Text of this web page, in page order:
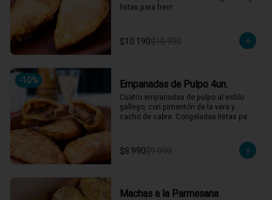
listas para freir!
$10.190$10.990
-10% Empanadas de Pulpo 4un.
Cuatro empanadas de pulpo al estilo
gallego, con pimentón de la vera y
cacho de cabra. Congeladas listas para
$8.990$9.990
Machas a la Parmesana